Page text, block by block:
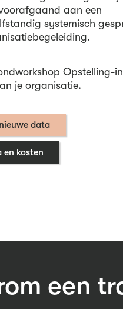
aan een
systemisch
Opstelling-
je organisatie.
data
en kosten
een